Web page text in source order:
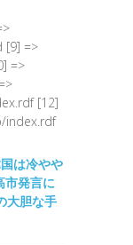
[9] =>
=>
[12]
index.rdf
は冷やや
市発言に
大胆な手